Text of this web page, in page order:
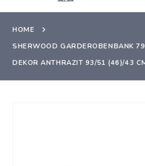
HOME
SHERWOOD GARDEROBENBANK
DEKOR ANTHRAZIT 93/51 (46)/43